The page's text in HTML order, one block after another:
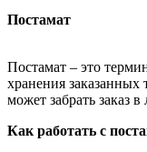
Постамат
Постамат – это
хранения заказанных
может забрать заказ
Как работать с